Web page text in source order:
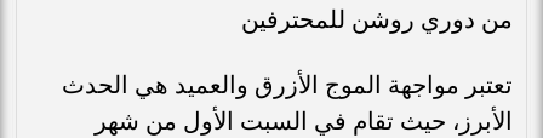
من دوري روشن للمحترفين
تعتبر مواجهة الموج الأزرق والعميد هي الحدث
الأبرز، حيث تقام في السبت الأول من شهر